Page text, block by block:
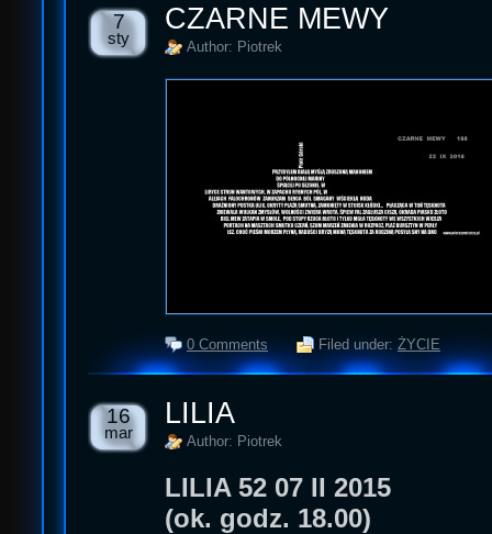
7
sty
CZARNE MEWY
Author: Piotrek
0 Comments Filed under: ŻYCIE
16
mar
LILIA
Author: Piotrek
LILIA 52 07 II 2015
(ok. godz. 18.00)